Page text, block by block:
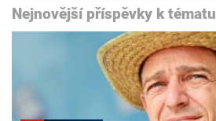
Nejnovější příspěvky k tématu